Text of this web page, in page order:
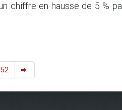
chiffre en hausse de 5 %
52